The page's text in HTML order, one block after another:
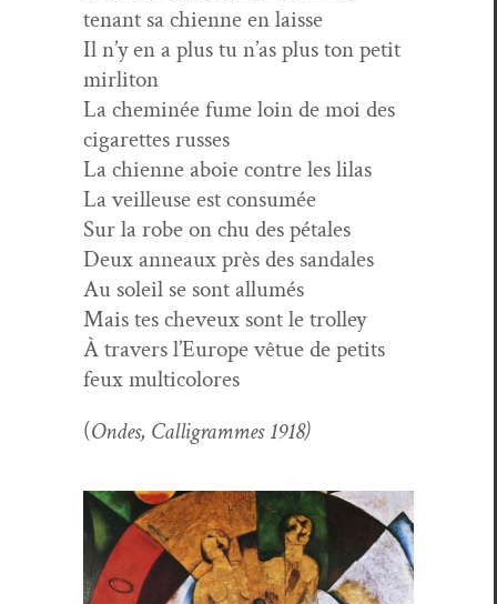
ten­ant sa chi­enne en laisse
Il n’y en a plus tu n’as plus ton petit
mirliton
La chem­inée fume loin de moi des
cig­a­rettes russes
La chi­enne aboie con­tre les lilas
La veilleuse est consumée
Sur la robe on chu des pétales
Deux anneaux près des sandales
Au soleil se sont allumés
Mais tes cheveux sont le trolley
À tra­vers l’Europe vêtue de petits
feux multicolores
(Ondes, Cal­ligrammes 1918)